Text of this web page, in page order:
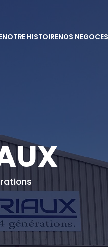
NOTRE HISTOIRENOS NEGOCES